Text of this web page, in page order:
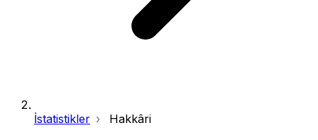
İstatistikler Hakkâri